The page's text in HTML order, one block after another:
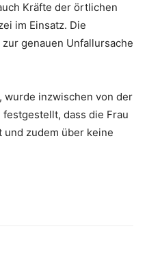
Kräfte der örtlichen
im Einsatz. Die
genauen Unfallursache
wurde inzwischen von der
dass die Frau
zudem über keine